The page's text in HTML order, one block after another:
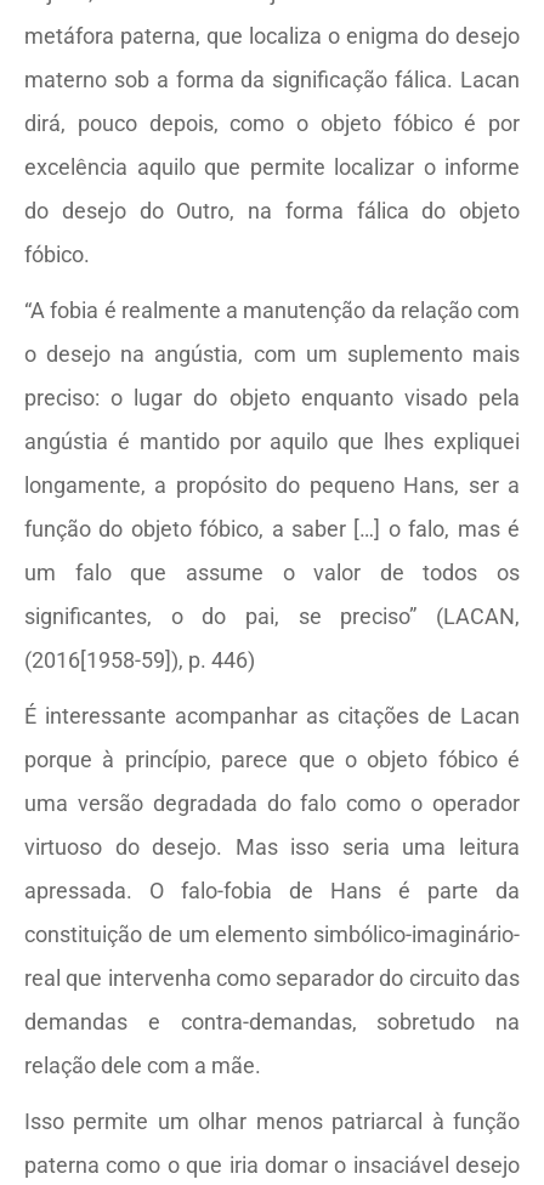
metáfora paterna, que localiza o enigma do desejo
materno sob a forma da significação fálica. Lacan
dirá, pouco depois, como o objeto fóbico é por
excelência aquilo que permite localizar o informe
do desejo do Outro, na forma fálica do objeto
fóbico.
“A fobia é realmente a manutenção da relação com
o desejo na angústia, com um suplemento mais
preciso: o lugar do objeto enquanto visado pela
angústia é mantido por aquilo que lhes expliquei
longamente, a propósito do pequeno Hans, ser a
função do objeto fóbico, a saber […] o falo, mas é
um falo que assume o valor de todos os
significantes, o do pai, se preciso” (LACAN,
(2016[1958-59]), p. 446)
É interessante acompanhar as citações de Lacan
porque à princípio, parece que o objeto fóbico é
uma versão degradada do falo como o operador
virtuoso do desejo. Mas isso seria uma leitura
apressada. O falo-fobia de Hans é parte da
constituição de um elemento simbólico-imaginário-
real que intervenha como separador do circuito das
demandas e contra-demandas, sobretudo na
relação dele com a mãe.
Isso permite um olhar menos patriarcal à função
paterna como o que iria domar o insaciável desejo